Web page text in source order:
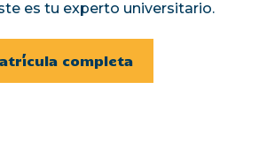
es tu experto universitario.
completa